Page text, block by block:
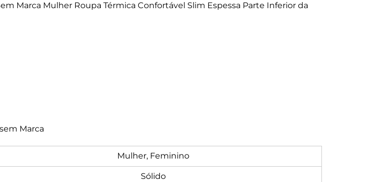
Marca Mulher Roupa Térmica Confortável Slim Espessa Parte Inferior da
Marca
Mulher, Feminino
Sólido